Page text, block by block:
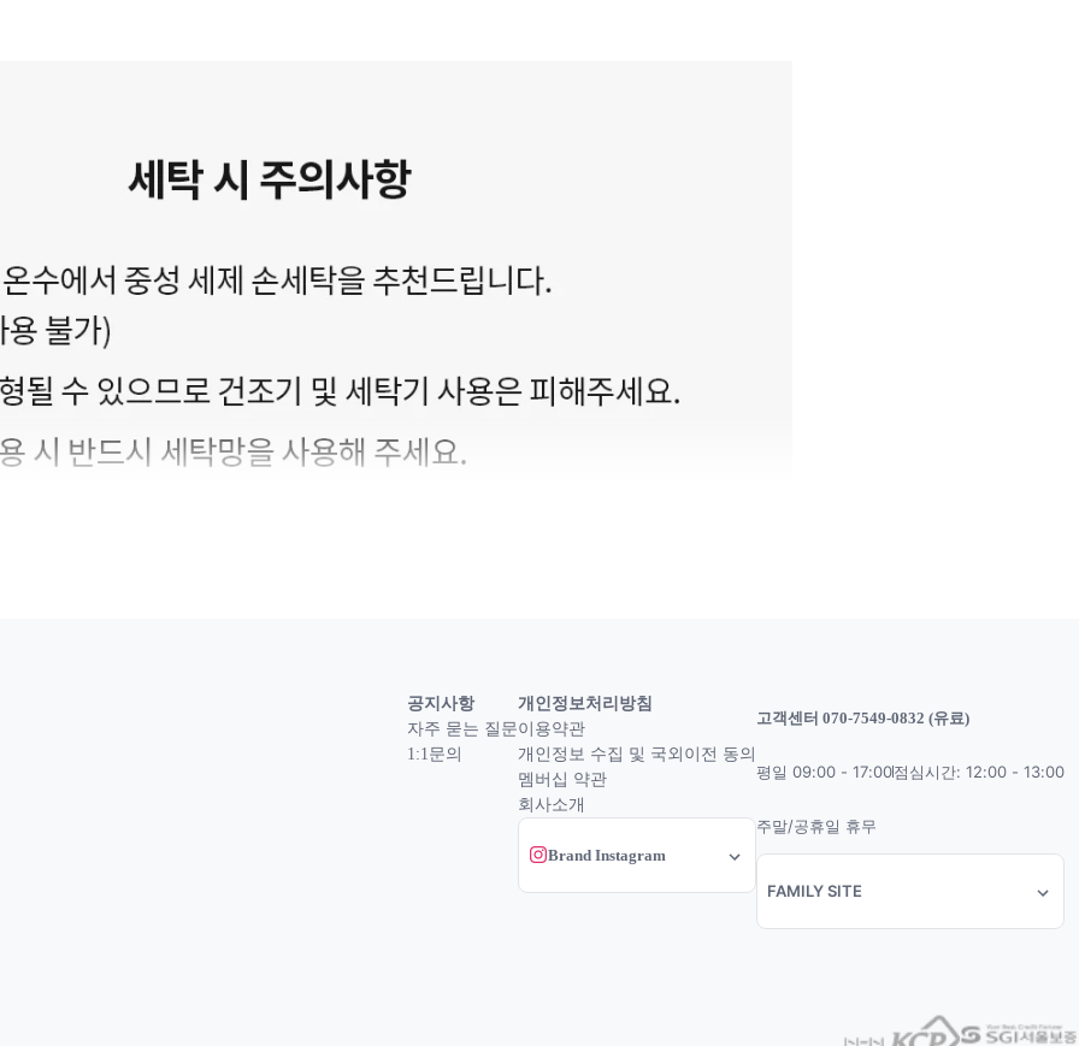
공지사항
자주 묻는 질문
1:1문의
개인정보처리방침
이용약관
개인정보 수집 및 국외이전 동의
멤버십 약관
회사소개
Brand Instagram
고객센터 070-7549-0832 (유료)
평일 09:00 - 17:00점심시간: 12:00 - 13:00
주말/공휴일 휴무
FAMILY SITE